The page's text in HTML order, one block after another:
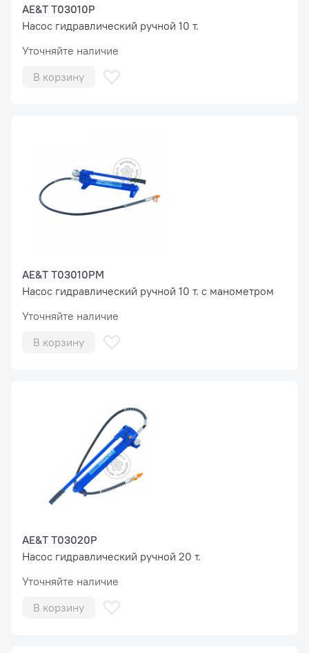
AE&T T03010P
Насос гидравлический ручной 10 т.
Уточняйте наличие
В корзину
AE&T T03010PM
Насос гидравлический ручной 10 т. с манометром
Уточняйте наличие
В корзину
AE&T T03020P
Насос гидравлический ручной 20 т.
Уточняйте наличие
В корзину